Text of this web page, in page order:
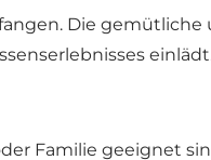
Die
Familie geeignet